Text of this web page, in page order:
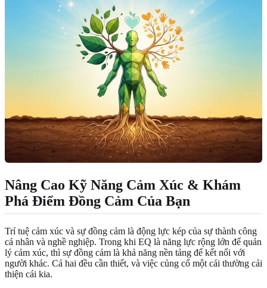
Nâng Cao Kỹ Năng Cảm Xúc & Khám
Phá Điểm Đồng Cảm Của Bạn
Trí tuệ cảm xúc và sự đồng cảm là động lực kép của sự thành công
cá nhân và nghề nghiệp. Trong khi EQ là năng lực rộng lớn để quản
lý cảm xúc, thì sự đồng cảm là khả năng nền tảng để kết nối với
người khác. Cả hai đều cần thiết, và việc củng cố một cái thường cải
thiện cái kia.